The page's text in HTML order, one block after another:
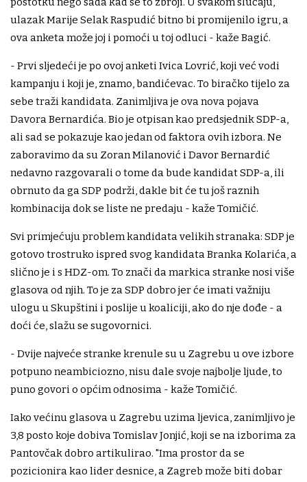
ulazak Marije Selak Raspudić bitno bi promijenilo igru, a
ova anketa može joj i pomoći u toj odluci - kaže Bagić.
- Prvi sljedeći je po ovoj anketi Ivica Lovrić, koji već vodi
kampanju i koji je, znamo, bandićevac. To biračko tijelo za
sebe traži kandidata. Zanimljiva je ova nova pojava
Davora Bernardića. Bio je otpisan kao predsjednik SDP-a,
ali sad se pokazuje kao jedan od faktora ovih izbora. Ne
zaboravimo da su Zoran Milanović i Davor Bernardić
nedavno razgovarali o tome da bude kandidat SDP-a, ili
obrnuto da ga SDP podrži, dakle bit će tu još raznih
kombinacija dok se liste ne predaju - kaže Tomičić.
Svi primjećuju problem kandidata velikih stranaka: SDP je
gotovo trostruko ispred svog kandidata Branka Kolarića, a
slično je i s HDZ-om. To znači da markica stranke nosi više
glasova od njih. To je za SDP dobro jer će imati važniju
ulogu u Skupštini i poslije u koaliciji, ako do nje dođe - a
doći će, slažu se sugovornici.
- Dvije najveće stranke krenule su u Zagrebu u ove izbore
potpuno neambiciozno, nisu dale svoje najbolje ljude, to
puno govori o općim odnosima - kaže Tomičić.
Iako većinu glasova u Zagrebu uzima ljevica, zanimljivo je
3,8 posto koje dobiva Tomislav Jonjić, koji se na izborima za
Pantovčak dobro artikulirao. "Ima prostor da se
pozicionira kao lider desnice, a Zagreb može biti dobar